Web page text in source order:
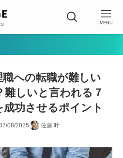
MENU
への転職が難しい
しいと言われる７
功させるポイント
08/2025 佐藤 叶